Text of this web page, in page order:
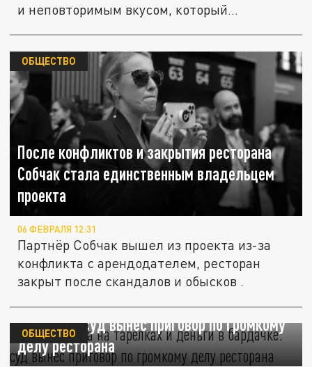
и неповторимым вкусом, который
После конфликтов и закрытия ресторана
Собчак стала единственным владельцем
проекта
ОБЩЕСТВО
06 ФЕВРАЛЯ 12:31
Партнёр Собчак вышел из проекта из-за
конфликта с арендодателем, ресторан
закрыт после скандалов и обысков .
Сальмонелла на тарелках и деньги в
бардачке: суд вынес приговор по громкому
делу ресторана
ОБЩЕСТВО